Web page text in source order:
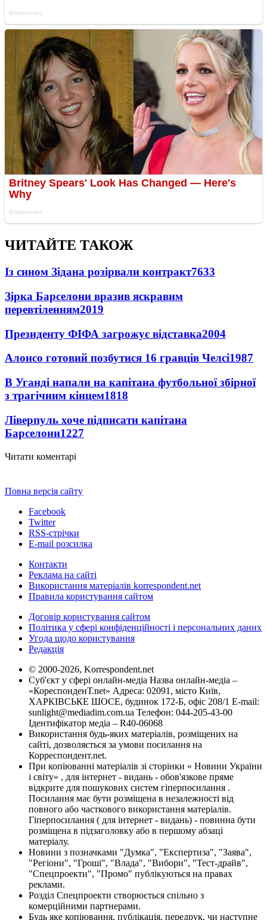
ЧИТАЙТЕ ТАКОЖ
Із сином Зідана розірвали контракт7633
Зірка Барселони вразив яскравим
перевтіленням2019
Президенту ФІФА загрожує відставка2004
Алонсо готовий позбутися 16 гравців Челсі1987
В Уганді напали на капітана футбольної збірної
з трагічним кінцем1818
Ліверпуль хоче підписати капітана
Барселони1227
Читати коментарі
Повна версія сайту
Facebook
Twitter
RSS-стрічки
E-mail розсилка
Контакти
Реклама на сайті
Використання матеріалів korrespondent.net
Правила користування сайтом
Договір користування сайтом
Політика у сфері конфіденційності і персональних даних
Угода щодо користування
Редакція
© 2000-2026, Korrespondent.net
Суб'єкт у сфері онлайн-медіа Назва онлайн-медіа –
«КореспонденТ.net» Адреса: 02091, місто Київ,
ХАРКІВСЬКЕ ШОСЕ, будинок 172-Б, офіс 208/1 E-mail:
sunlight@mediadim.com.ua Телефон: 044-205-43-00
Ідентифікатор медіа – R40-06068
Використання будь-яких матеріалів, розміщених на
сайті, дозволяється за умови посилання на
Корреспондент.net.
При копіюванні матеріалів зі сторінки « Новини України
і світу» , для інтернет - видань - обов'язкове пряме
відкрите для пошукових систем гіперпосилання .
Посилання має бути розміщена в незалежності від
повного або часткового використання матеріалів.
Гіперпосилання ( для інтернет - видань) - повинна бути
розміщена в підзаголовку або в першому абзаці
матеріалу.
Новини з позначками "Думка", "Експертиза", "Заява",
"Регіони", "Гроші", "Влада", "Вибори", "Тест-драйв",
"Спецпроекти", "Промо" публікуються на правах
реклами.
Розділ Спецпроекти створюється спільно з
комерційними партнерами.
Будь яке копіювання, публікація, передрук, чи наступне